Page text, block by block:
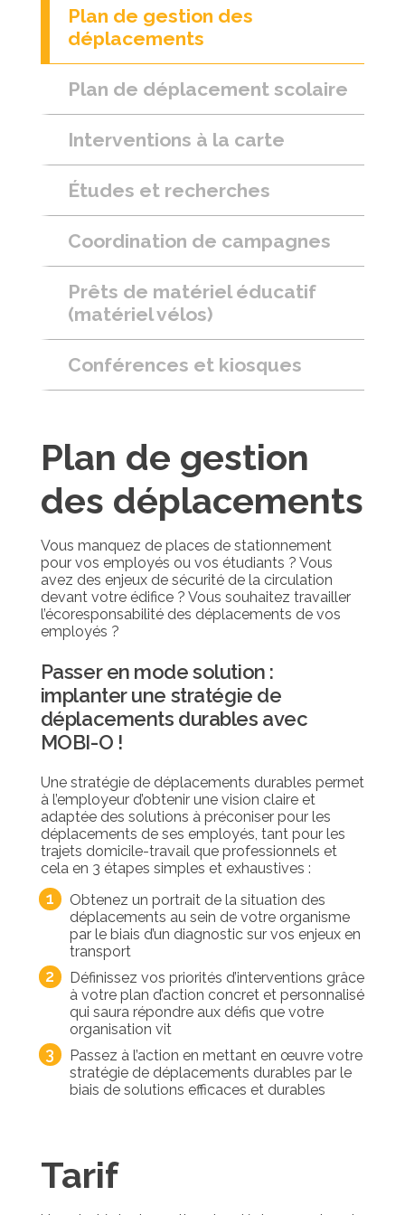
Plan de gestion des
déplacements
Plan de déplacement scolaire
Interventions à la carte
Études et recherches
Coordination de campagnes
Prêts de matériel éducatif
(matériel vélos)
Conférences et kiosques
Plan de gestion
des déplacements
Vous manquez de places de stationnement
pour vos employés ou vos étudiants ? Vous
avez des enjeux de sécurité de la circulation
devant votre édifice ? Vous souhaitez travailler
l’écoresponsabilité des déplacements de vos
employés ?
Passer en mode solution :
implanter une stratégie de
déplacements durables avec
MOBI-O !
Une stratégie de déplacements durables permet
à l’employeur d’obtenir une vision claire et
adaptée des solutions à préconiser pour les
déplacements de ses employés, tant pour les
trajets domicile-travail que professionnels et
cela en 3 étapes simples et exhaustives :
Obtenez un portrait de la situation des
déplacements au sein de votre organisme
par le biais d’un diagnostic sur vos enjeux en
transport
Définissez vos priorités d’interventions grâce
à votre plan d’action concret et personnalisé
qui saura répondre aux défis que votre
organisation vit
Passez à l’action en mettant en œuvre votre
stratégie de déplacements durables par le
biais de solutions efficaces et durables
Tarif